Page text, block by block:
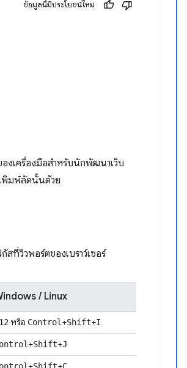
ข้อมูลนี้มีประโยชน์ไหม
งเครื่องมือสำหรับนักพัฒนาเว็บ
พิมพ์ลัดนั้นด้วย
ที่วิวพอร์ตของเบราว์เซอร์
/ Linux
หรือ Control +Shift+I
+Shift+J